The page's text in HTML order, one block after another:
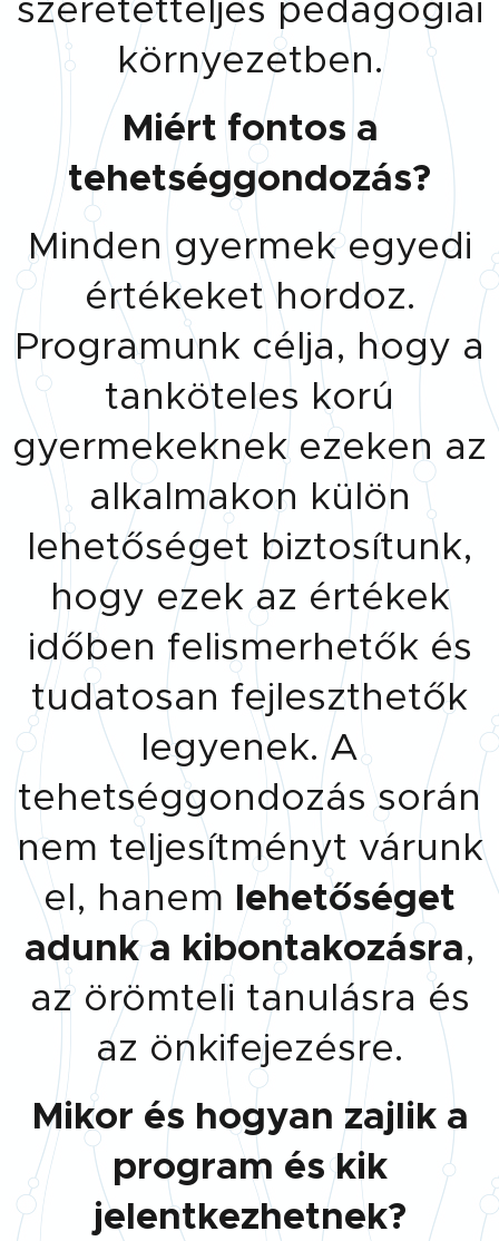
környezetben.
Miért fontos a
tehetséggondozás?
Minden gyermek egyedi
értékeket hordoz.
Programunk célja, hogy a
tanköteles korú
gyermekeknek ezeken az
alkalmakon külön
lehetőséget biztosítunk,
hogy ezek az értékek
időben felismerhetők és
tudatosan fejleszthetők
legyenek. A
tehetséggondozás során
nem teljesítményt várunk
el, hanem lehetőséget
adunk a kibontakozásra,
az örömteli tanulásra és
az önkifejezésre.
Mikor és hogyan zajlik a
program és kik
jelentkezhetnek?